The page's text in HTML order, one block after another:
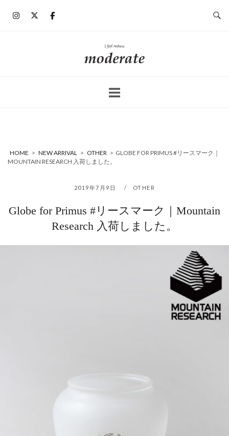
ホ
ー
HOME > NEW ARRIVAL > OTHER > GLOBE FOR PRIMUS #リースマーク｜
MOUNTAIN RESEARCH 入荷しました。
2019年7月9日 OTHER
Globe for Primus #リースマーク｜Mountain
Research 入荷しました。